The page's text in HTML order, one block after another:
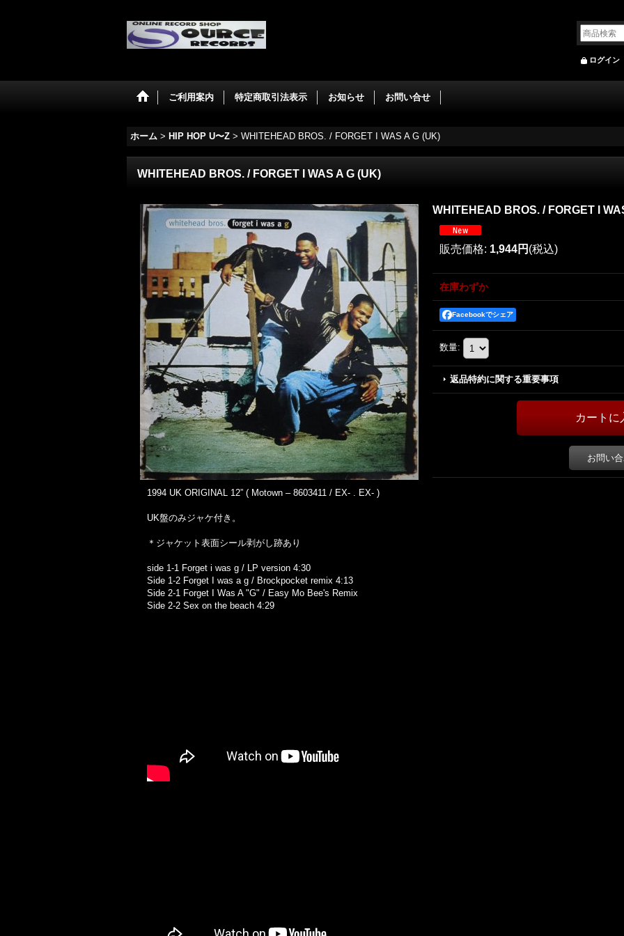
ログイン
ご利用案内 特定商取引法表示 お知らせ お問い合せ
ホーム > HIP HOP U〜Z > WHITEHEAD BROS. / FORGET I WAS A G (UK)
WHITEHEAD BROS. / FORGET I WAS A G (UK)
WHITEHEAD BROS. / FORGET I
販売価格: 1,944円 (税込)
在庫わずか
Facebookでシェア
数量:
返品特約に関する重要事項
お問い
1994 UK ORIGINAL 12” ( Motown – 8603411 / EX- . EX- )
UK盤のみジャケ付き。
＊ジャケット表面シール剥がし跡あり
side 1-1 Forget i was g / LP version 4:30
Side 1-2 Forget I was a g / Brockpocket remix 4:13
Side 2-1 Forget I Was A "G" / Easy Mo Bee's Remix
Side 2-2 Sex on the beach 4:29